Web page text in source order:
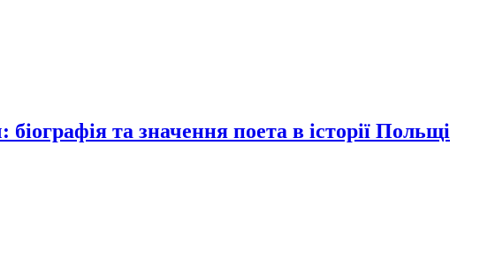
та значення поета в історії Польщі